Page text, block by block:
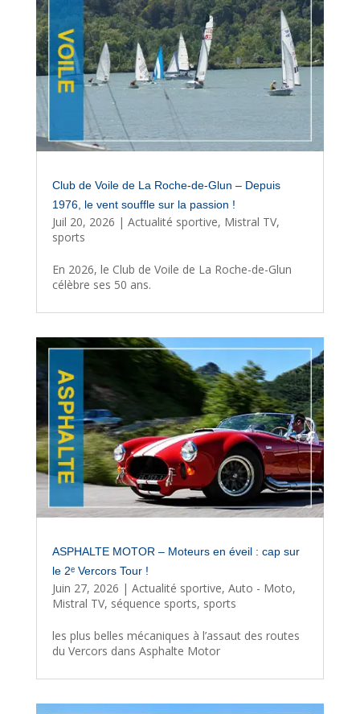
Club de Voile de La Roche-de-Glun – Depuis
1976, le vent souffle sur la passion !
Juil 20, 2026 | Actualité sportive, Mistral TV,
sports
En 2026, le Club de Voile de La Roche-de-Glun
célèbre ses 50 ans.
ASPHALTE MOTOR – Moteurs en éveil : cap sur
le 2ᵉ Vercors Tour !
Juin 27, 2026 | Actualité sportive, Auto - Moto,
Mistral TV, séquence sports, sports
les plus belles mécaniques à l’assaut des routes
du Vercors dans Asphalte Motor